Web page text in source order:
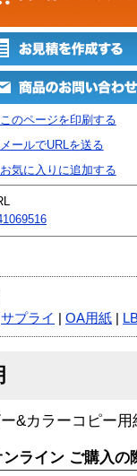
のページを印刷する
ールでURLを送る
お気に入りに追加する
サプライ OA用紙
&カラーコピー
ライン ご購入の